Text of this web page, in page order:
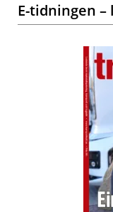
E-tidningen